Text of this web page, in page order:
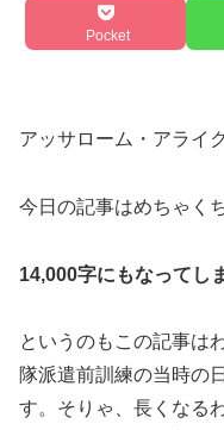
Pocket
アッサローム・アライ
今日の記事はめちゃく
14,000字にもなってし
というのもこの記事は
隊派遣前訓練の当時の
す。そりゃ、長くなる